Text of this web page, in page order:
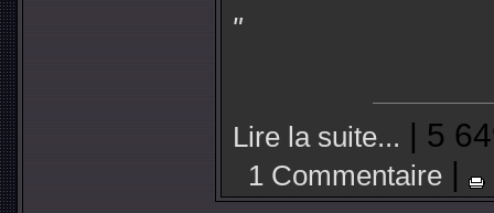
"
Lire la suite... | 5
1 Commentaire|